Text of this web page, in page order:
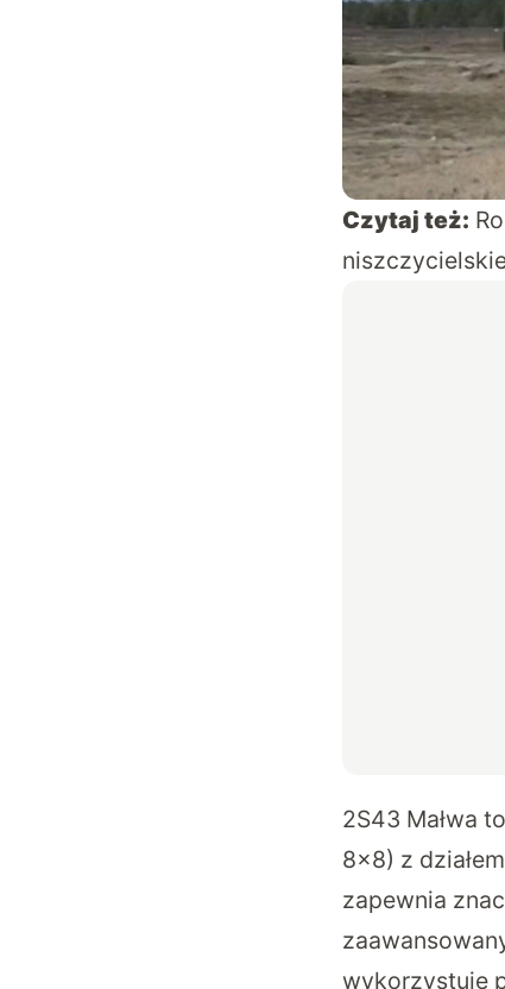
Czytaj też:
2S43 Małwa
8×8) z
zapewnia
wykorzystuje